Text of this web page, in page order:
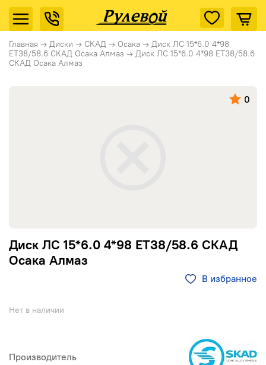
Главная → Диски → СКАД → Осака → Диск ЛС 15*6.0 4*98
ЕТ38/58.6 СКАД Осака Алмаз → Диск ЛС 15*6.0 4*98 ЕТ38/58.6
СКАД Осака Алмаз
0
Диск ЛС 15*6.0 4*98 ЕТ38/58.6 СКАД
Осака Алмаз
В избранное
Нет в наличии
Производитель